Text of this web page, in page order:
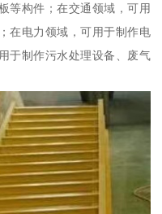
等构件；在交通领域，可用
在电力领域，可用于制作电
于制作污水处理设备、废气